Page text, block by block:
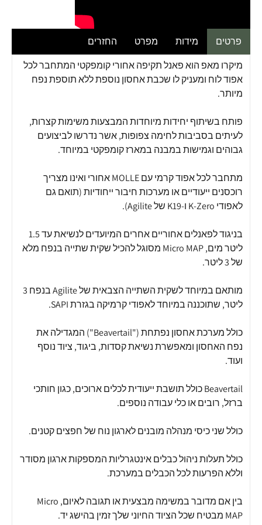
פרטים מידות מפרט
החזרים
מיקרו מאפ הוא פאנל תקיפה אחורי קומפקטי המתחבר לכל
אפוד לוח ומעניק לו שכבת אחסון נוספת ללא תוספת נפח
מיותר.
פותח בשיתוף יחידות מיוחדות המבצעות משימות קצרות,
לעיתים בסביבות לחימה צפופות, אשר נדרשו לביצועים
גבוהים וגמישות במבנה במארז קומפקטי במיוחד.
מתחבר לכל אפוד קרמי עם MOLLE אחורי ואינו מצריך
רוכסנים ייעודיים או מערכות חיבור ייחודיות (תואם גם
לאפודי K-Zero ו-K19 של Agilite).
בניגוד לפאנלים אחוריים אחרים המיועדים לנשיאת עד 1.5
ליטר מים, Micro MAP מסוגל להכיל שקית שתייה בנפח מלא
של 3 ליטר.
מותאם במיוחד לשקית השתייה הצבאית של Agilite בנפח 3
ליטר, שתוכננה במיוחד לאפודי קרמיקה בגזרת SAPI.
כולל מערכת אחסון נפתחת ("Beavertail") המגדילה את
נפח האחסון ומאפשרת נשיאת קסדות, ביגוד, ציוד נוסף
ועוד.
Beavertail כולל תושבת ייעודית לכלים ארוכים, כגון חותכי
ברזל, רובים או כלי עבודה נוספים.
כולל שני כיסי מנהלה מובנים לארגון נוח של חפצים קטנים.
כולל תעלות ניהול כבלים אינטגרליות המספקות ארגון מסודר
וללא הפרעות לכל הכבלים במערכת.
בין אם מדובר במשימה מבצעית או תגובה לאיום, Micro
MAP מבטיח שכל הציוד החיוני שלך זמין בהישג יד.